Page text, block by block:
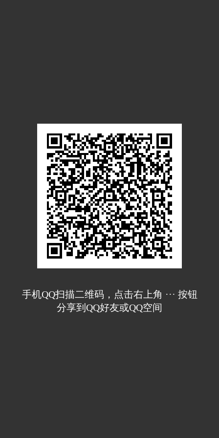
手机QQ扫描二维码，点击右上角 ··· 按钮
分享到QQ好友或QQ空间